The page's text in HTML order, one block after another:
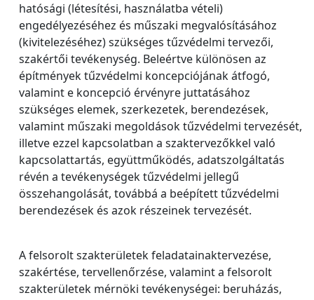
hatósági (létesítési, használatba vételi)
engedélyezéséhez és műszaki megvalósításához
(kivitelezéséhez) szükséges tűzvédelmi tervezői,
szakértői tevékenység. Beleértve különösen az
építmények tűzvédelmi koncepciójának átfogó,
valamint e koncepció érvényre juttatásához
szükséges elemek, szerkezetek, berendezések,
valamint műszaki megoldások tűzvédelmi tervezését,
illetve ezzel kapcsolatban a szaktervezőkkel való
kapcsolattartás, együttműködés, adatszolgáltatás
révén a tevékenységek tűzvédelmi jellegű
összehangolását, továbbá a beépített tűzvédelmi
berendezések és azok részeinek tervezését.
A felsorolt szakterületek feladatainaktervezése,
szakértése, tervellenőrzése, valamint a felsorolt
szakterületek mérnöki tevékenységei: beruházás,